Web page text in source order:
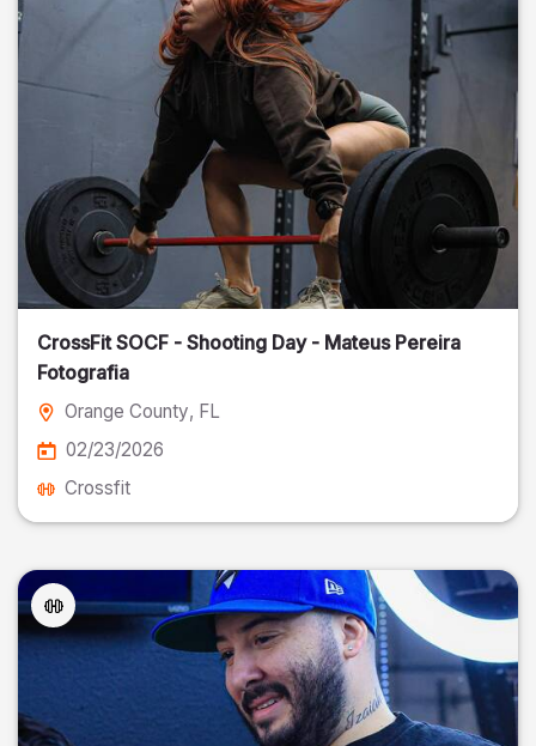
CrossFit SOCF - Shooting Day - Mateus Pereira
Fotografia
Orange County, FL
02/23/2026
Crossfit